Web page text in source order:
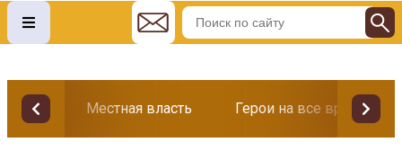
Местная власть Герои на все времена